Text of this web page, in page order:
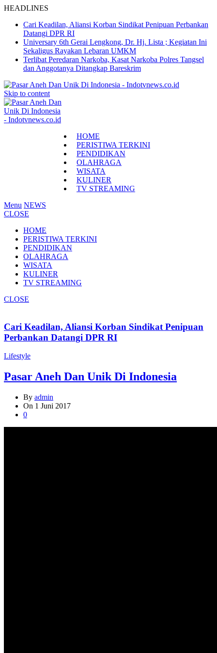
HEADLINES
Cari Keadilan, Aliansi Korban Sindikat Penipuan Perbankan
Datangi DPR RI
Universary 6th Gerai Lengkong, Dr. Hj. Lista ; Kegiatan Ini
Sekaligus Rayakan Lebaran UMKM
Terlibat Peredaran Narkoba, Kasat Narkoba Polres Tangsel
dan Anggotanya Ditangkap Bareskrim
Skip to content
HOME
PERISTIWA TERKINI
PENDIDIKAN
OLAHRAGA
WISATA
KULINER
TV STREAMING
Menu NEWS
CLOSE
HOME
PERISTIWA TERKINI
PENDIDIKAN
OLAHRAGA
WISATA
KULINER
TV STREAMING
CLOSE
Cari Keadilan, Aliansi Korban Sindikat Penipuan
Perbankan Datangi DPR RI
Lifestyle
Pasar Aneh Dan Unik Di Indonesia
By admin
On 1 Juni 2017
0